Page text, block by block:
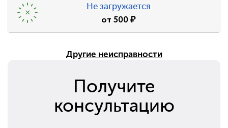
Не загружается
от500₽
Другие неисправности
Получите
консультацию